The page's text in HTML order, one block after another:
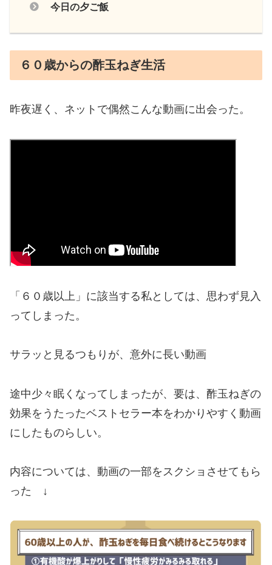
今日の夕ご飯
６０歳からの酢玉ねぎ生活
昨夜遅く、ネットで偶然こんな動画に出会った。
「６０歳以上」に該当する私としては、思わず見入
ってしまった。
サラッと見るつもりが、意外に長い動画
途中少々眠くなってしまったが、要は、酢玉ねぎの
効果をうたったベストセラー本をわかりやすく動画
にしたものらしい。
内容については、動画の一部をスクショさせてもら
った ↓